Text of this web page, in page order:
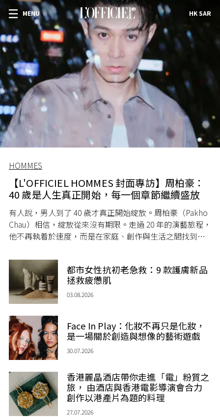
MENU HK SAR
HOMMES
【L'OFFICIEL HOMMES 封面專訪】周柏豪：
40 歲是人生真正開始，每一個章節繼續盛放
有人說，男人到了 40 歲才真正開始綻放。周柏豪（Pakho
Chau）相信，綻放從來沒有期限。走過 20 年的演藝旅程，
他不再執着於速度，而是在家庭、創作與生活之間找到屬
都市女性抗初老急救：9 款護膚新品
拯救疲憊肌
03.08.2026
Face In Play：化妝不再只是化妝，
是一場關於創造與想像的藝術遊戲
30.07.2026
香港麗晶酒店帶你走進「電」粉質之
旅， 由酒店與香港電影導演會合力
創作以港產片為題的料理
27.07.2026